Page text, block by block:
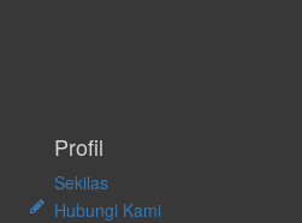
Profil
Sekilas
Hubungi Kami